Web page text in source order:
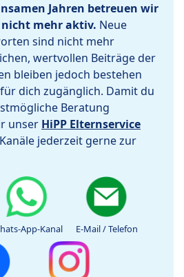
Jahren betreuen wir
nicht mehr aktiv. Neue
sind nicht mehr
wertvollen Beiträge der
bleiben jedoch bestehen
dich zugänglich. Damit du
Beratung
unser HiPP Elternservice
jederzeit gerne zur
App-Kanal E-Mail / Telefon